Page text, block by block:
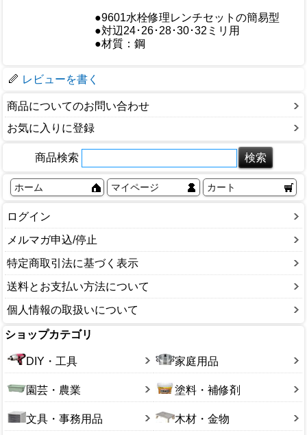
●9601水栓修理レンチセットの簡易型
●対辺24･26･28･30･32ミリ用
●材質：鋼
レビューを書く
商品についてのお問い合わせ
お気に入りに登録
商品検索
ホーム マイページ カート
ログイン
メルマガ申込/停止
特定商取引法に基づく表示
送料とお支払い方法について
個人情報の取扱いについて
ショップカテゴリ
DIY・工具 家庭用品
園芸・農業 塗料・補修剤
文具・事務用品 木材・金物